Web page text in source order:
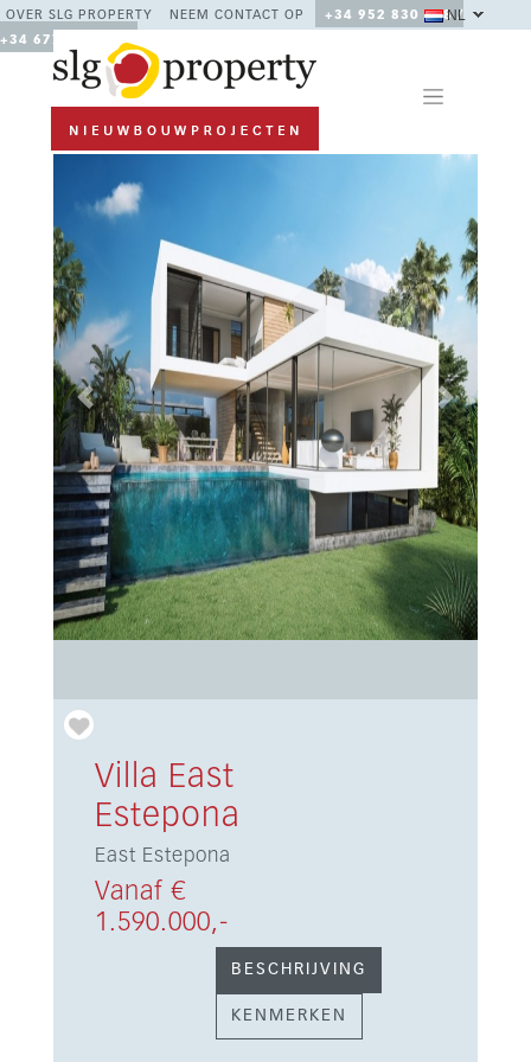
OVER SLG PROPERTY NEEM CONTACT OP
+34 952 830 378 /
+34 677 670 480
NL
Previous Next
Villa East
Estepona
East Estepona
Vanaf €
1.590.000,-
BESCHRIJVING
KENMERKEN